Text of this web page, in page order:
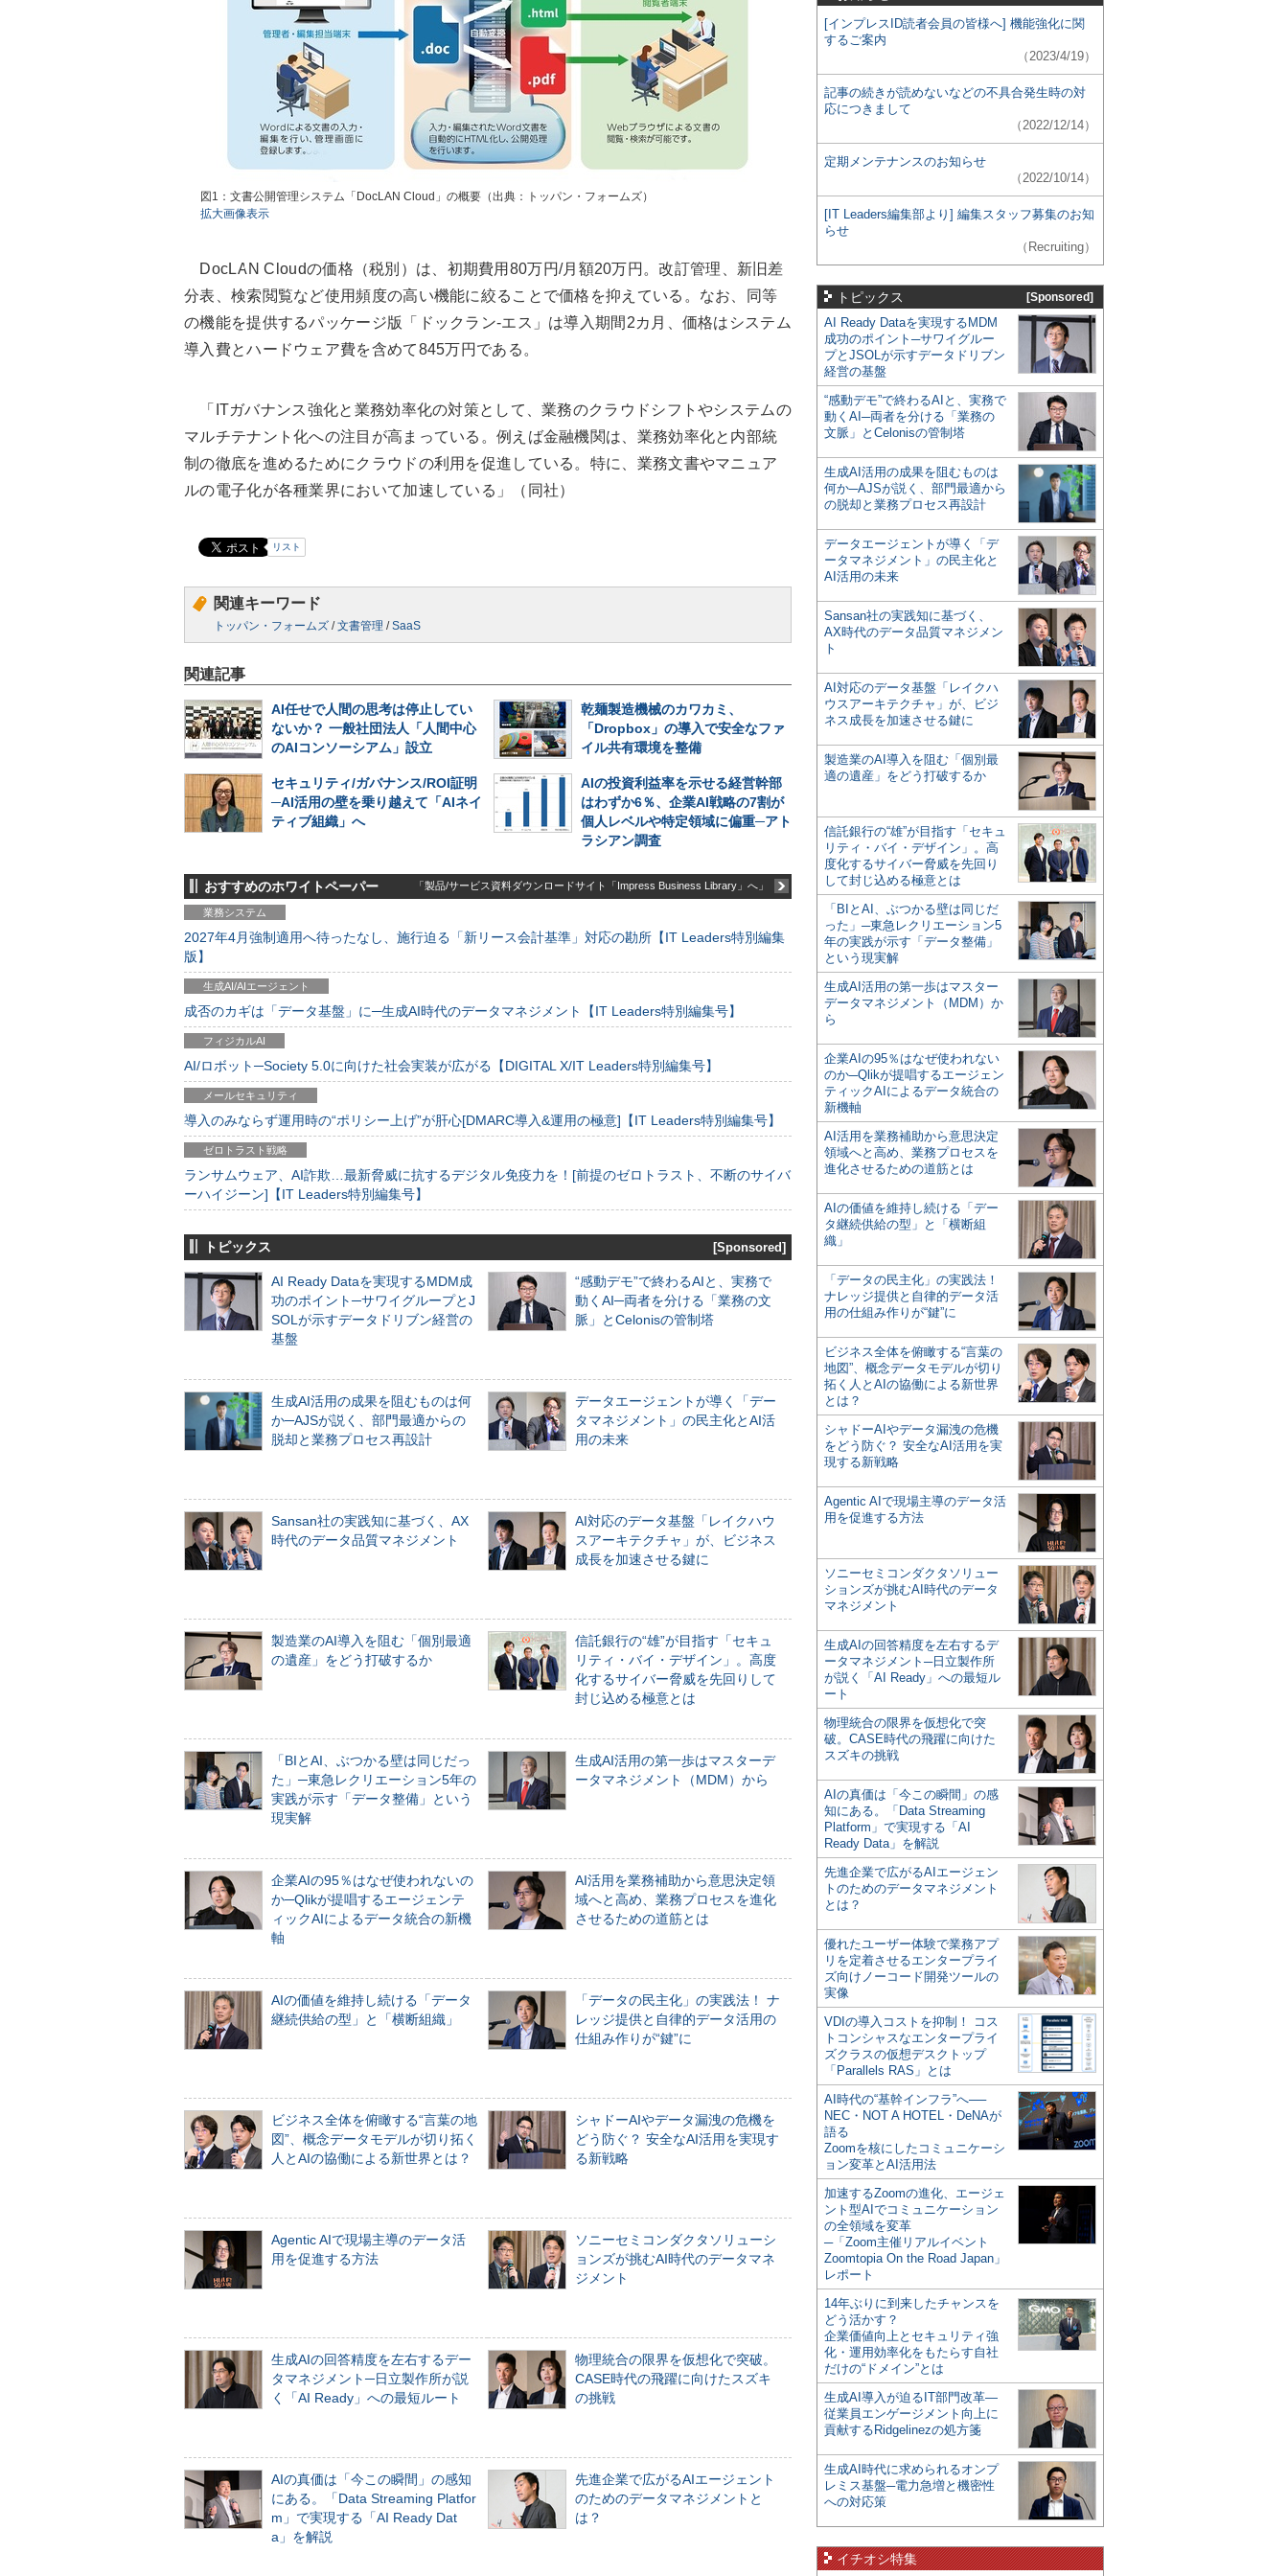
図1：文書公開管理システム「DocLAN Cloud」の概要（出典：トッパン・フォームズ）
拡大画像表示
DocLAN Cloudの価格（税別）は、初期費用80万円/月額20万円。改訂管理、新旧差
分表、検索閲覧など使用頻度の高い機能に絞ることで価格を抑えている。なお、同等
の機能を提供するパッケージ版「ドックラン-エス」は導入期間2カ月、価格はシステム
導入費とハードウェア費を含めて845万円である。
「ITガバナンス強化と業務効率化の対策として、業務のクラウドシフトやシステムの
マルチテナント化への注目が高まっている。例えば金融機関は、業務効率化と内部統
制の徹底を進めるためにクラウドの利用を促進している。特に、業務文書やマニュア
ルの電子化が各種業界において加速している」（同社）
リスト
関連キーワード
トッパン・フォームズ /文書管理 /SaaS
関連記事
AI任せで人間の思考は停止してい
ないか？ 一般社団法人「人間中心
のAIコンソーシアム」設立
乾麺製造機械のカワカミ、
「Dropbox」の導入で安全なファ
イル共有環境を整備
セキュリティ/ガバナンス/ROI証明
─AI活用の壁を乗り越えて「AIネイ
ティブ組織」へ
AIの投資利益率を示せる経営幹部
はわずか6％、企業AI戦略の7割が
個人レベルや特定領域に偏重─アト
ラシアン調査
おすすめのホワイトペーパー 「製品/サービス資料ダウンロードサイト「Impress Business Library」へ」
業務システム
2027年4月強制適用へ待ったなし、施行迫る「新リース会計基準」対応の勘所【IT Leaders特別編集
版】
生成AI/AIエージェント
成否のカギは「データ基盤」に─生成AI時代のデータマネジメント【IT Leaders特別編集号】
フィジカルAI
AI/ロボット─Society 5.0に向けた社会実装が広がる【DIGITAL X/IT Leaders特別編集号】
メールセキュリティ
導入のみならず運用時の“ポリシー上げ”が肝心[DMARC導入&運用の極意]【IT Leaders特別編集号】
ゼロトラスト戦略
ランサムウェア、AI詐欺…最新脅威に抗するデジタル免疫力を！[前提のゼロトラスト、不断のサイバ
ーハイジーン]【IT Leaders特別編集号】
トピックス [Sponsored]
AI Ready Dataを実現するMDM成
功のポイント─サワイグループとJ
SOLが示すデータドリブン経営の
基盤
“感動デモ”で終わるAIと、実務で
動くAI─両者を分ける「業務の文
脈」とCelonisの管制塔
生成AI活用の成果を阻むものは何
か─AJSが説く、部門最適からの
脱却と業務プロセス再設計
データエージェントが導く「デー
タマネジメント」の民主化とAI活
用の未来
Sansan社の実践知に基づく、AX
時代のデータ品質マネジメント
AI対応のデータ基盤「レイクハウ
スアーキテクチャ」が、ビジネス
成長を加速させる鍵に
製造業のAI導入を阻む「個別最適
の遺産」をどう打破するか
信託銀行の“雄”が目指す「セキュ
リティ・バイ・デザイン」。高度
化するサイバー脅威を先回りして
封じ込める極意とは
「BIとAI、ぶつかる壁は同じだっ
た」─東急レクリエーション5年の
実践が示す「データ整備」という
現実解
生成AI活用の第一歩はマスターデ
ータマネジメント（MDM）から
企業AIの95％はなぜ使われないの
か─Qlikが提唱するエージェンテ
ィックAIによるデータ統合の新機
軸
AI活用を業務補助から意思決定領
域へと高め、業務プロセスを進化
させるための道筋とは
AIの価値を維持し続ける「データ
継続供給の型」と「横断組織」
「データの民主化」の実践法！ ナ
レッジ提供と自律的データ活用の
仕組み作りが“鍵”に
ビジネス全体を俯瞰する“言葉の地
図”、概念データモデルが切り拓く
人とAIの協働による新世界とは？
シャドーAIやデータ漏洩の危機を
どう防ぐ？ 安全なAI活用を実現す
る新戦略
Agentic AIで現場主導のデータ活
用を促進する方法
ソニーセミコンダクタソリューシ
ョンズが挑むAI時代のデータマネ
ジメント
生成AIの回答精度を左右するデー
タマネジメント─日立製作所が説
く「AI Ready」への最短ルート
物理統合の限界を仮想化で突破。
CASE時代の飛躍に向けたスズキ
の挑戦
AIの真価は「今この瞬間」の感知
にある。「Data Streaming Platfor
m」で実現する「AI Ready Dat
a」を解説
先進企業で広がるAIエージェント
のためのデータマネジメントと
は？
[インプレスID読者会員の皆様へ] 機能強化に関
するご案内
（2023/4/19）
記事の続きが読めないなどの不具合発生時の対
応につきまして
（2022/12/14）
定期メンテナンスのお知らせ
（2022/10/14）
[IT Leaders編集部より] 編集スタッフ募集のお知
らせ
（Recruiting）
トピックス [Sponsored]
AI Ready Dataを実現するMDM
成功のポイント─サワイグルー
プとJSOLが示すデータドリブン
経営の基盤
“感動デモ”で終わるAIと、実務で
動くAI─両者を分ける「業務の
文脈」とCelonisの管制塔
生成AI活用の成果を阻むものは
何か─AJSが説く、部門最適から
の脱却と業務プロセス再設計
データエージェントが導く「デ
ータマネジメント」の民主化と
AI活用の未来
Sansan社の実践知に基づく、
AX時代のデータ品質マネジメン
ト
AI対応のデータ基盤「レイクハ
ウスアーキテクチャ」が、ビジ
ネス成長を加速させる鍵に
製造業のAI導入を阻む「個別最
適の遺産」をどう打破するか
信託銀行の“雄”が目指す「セキュ
リティ・バイ・デザイン」。高
度化するサイバー脅威を先回り
して封じ込める極意とは
「BIとAI、ぶつかる壁は同じだ
った」─東急レクリエーション5
年の実践が示す「データ整備」
という現実解
生成AI活用の第一歩はマスター
データマネジメント（MDM）か
ら
企業AIの95％はなぜ使われない
のか─Qlikが提唱するエージェン
ティックAIによるデータ統合の
新機軸
AI活用を業務補助から意思決定
領域へと高め、業務プロセスを
進化させるための道筋とは
AIの価値を維持し続ける「デー
タ継続供給の型」と「横断組
織」
「データの民主化」の実践法！
ナレッジ提供と自律的データ活
用の仕組み作りが“鍵”に
ビジネス全体を俯瞰する“言葉の
地図”、概念データモデルが切り
拓く人とAIの協働による新世界
とは？
シャドーAIやデータ漏洩の危機
をどう防ぐ？ 安全なAI活用を実
現する新戦略
Agentic AIで現場主導のデータ活
用を促進する方法
ソニーセミコンダクタソリュー
ションズが挑むAI時代のデータ
マネジメント
生成AIの回答精度を左右するデ
ータマネジメント─日立製作所
が説く「AI Ready」への最短ル
ート
物理統合の限界を仮想化で突
破。CASE時代の飛躍に向けた
スズキの挑戦
AIの真価は「今この瞬間」の感
知にある。「Data Streaming
Platform」で実現する「AI
Ready Data」を解説
先進企業で広がるAIエージェン
トのためのデータマネジメント
とは？
優れたユーザー体験で業務アプ
リを定着させるエンタープライ
ズ向けノーコード開発ツールの
実像
VDIの導入コストを抑制！ コス
トコンシャスなエンタープライ
ズクラスの仮想デスクトップ
「Parallels RAS」とは
AI時代の“基幹インフラ”へ──
NEC・NOT A HOTEL・DeNAが
語る
Zoomを核にしたコミュニケーシ
ョン変革とAI活用法
加速するZoomの進化、エージェ
ント型AIでコミュニケーション
の全領域を変革
─「Zoom主催リアルイベント
Zoomtopia On the Road Japan」
レポート
14年ぶりに到来したチャンスを
どう活かす？
企業価値向上とセキュリティ強
化・運用効率化をもたらす自社
だけの“ドメイン”とは
生成AI導入が迫るIT部門改革―
従業員エンゲージメント向上に
貢献するRidgelinezの処方箋
生成AI時代に求められるオンプ
レミス基盤─電力急増と機密性
への対応策
イチオシ特集